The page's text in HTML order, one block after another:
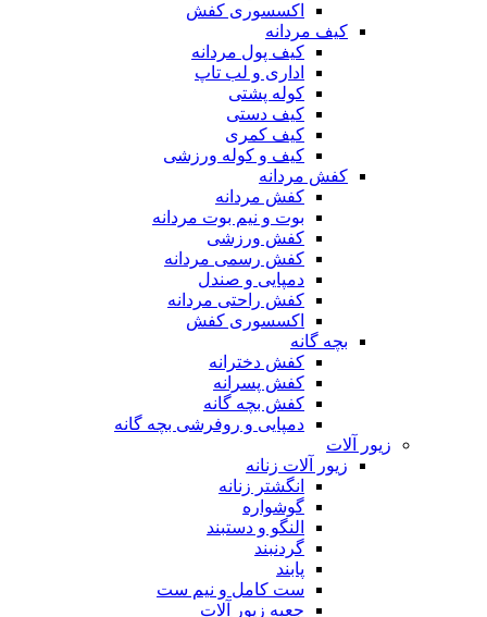
اکسسوری کفش
کیف مردانه
کیف پول مردانه
اداری و لب تاپ
کوله پشتی
کیف دستی
کیف کمری
کیف و کوله ورزشی
کفش مردانه
کفش مردانه
بوت و نیم بوت مردانه
کفش ورزشی
کفش رسمی مردانه
دمپایی و صندل
کفش راحتی مردانه
اکسسوری کفش
بچه گانه
کفش دخترانه
کفش پسرانه
کفش بچه گانه
دمپایی و روفرشی بچه گانه
زیور آلات
زیور آلات زنانه
انگشتر زنانه
گوشواره
النگو و دستبند
گردنبند
پابند
ست کامل و نیم ست
جعبه زیور آلات